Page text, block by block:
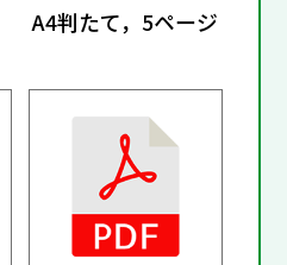
A4判たて，5ページ